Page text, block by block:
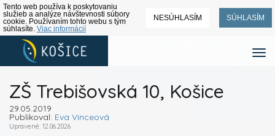
Tento web používa k poskytovaniu
služieb a analýze návštevnosti súbory
cookie. Používaním tohto webu s tým
súhlasíte. Viac informácií
NESÚHLASÍM SÚHLASÍM
ZŠ Trebišovská 10, Košice
29.05.2019
Publikoval: Eva Vinceová
Upravené: 12.06.2026